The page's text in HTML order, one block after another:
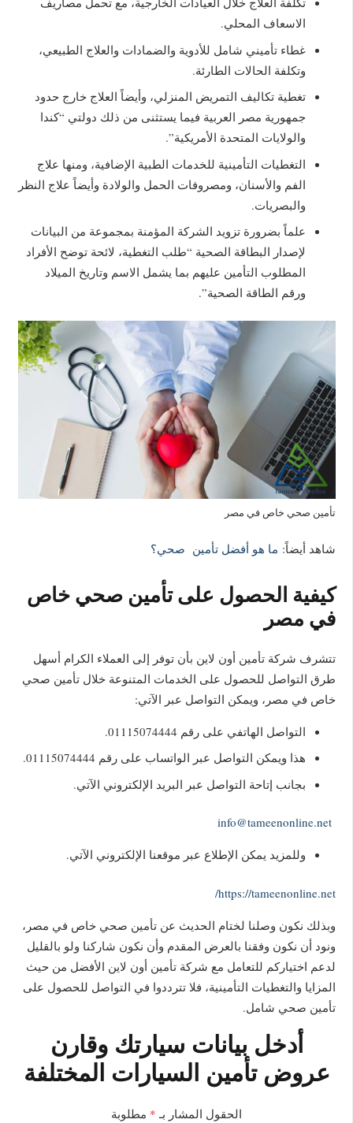
الاسعاف المحلي.
غطاء تأميني شامل للأدوية والضمادات والعلاج الطبيعي،
وتكلفة الحالات الطارئة.
تغطية تكاليف التمريض المنزلي، وأيضاً العلاج خارج حدود
جمهورية مصر العربية فيما يستثنى من ذلك دولتي “كندا
والولايات المتحدة الأمريكية”.
التغطيات التأمينية للخدمات الطبية الإضافية، ومنها علاج
الفم والأسنان، ومصروفات الحمل والولادة وأيضاً علاج النظر
والبصريات.
علماً بضرورة تزويد الشركة المؤمنة بمجموعة من البيانات
لإصدار البطاقة الصحية “طلب التغطية، لائحة توضح الأفراد
المطلوب التأمين عليهم بما يشمل الاسم وتاريخ الميلاد
ورقم الطاقة الصحية”.
تأمين صحي خاص في مصر
شاهد أيضاً: ما هو أفضل تأمين صحي؟
كيفية الحصول على تأمين صحي خاص
في مصر
تتشرف شركة تأمين أون لاين بأن توفر إلى العملاء الكرام أسهل
طرق التواصل للحصول على الخدمات المتنوعة خلال تأمين صحي
خاص في مصر، ويمكن التواصل عبر الآتي:
التواصل الهاتفي على رقم 01115074444.
هذا ويمكن التواصل عبر الواتساب على رقم 01115074444.
بجانب إتاحة التواصل عبر البريد الإلكتروني الآتي.
info@tameenonline.net
وللمزيد يمكن الإطلاع عبر موقعنا الإلكتروني الآتي.
https://tameenonline.net/
وبذلك نكون وصلنا لختام الحديث عن تأمين صحي خاص في مصر،
ونود أن نكون وفقنا بالعرض المقدم وأن نكون شاركنا ولو بالقليل
لدعم اختياركم للتعامل مع شركة تأمين أون لاين الأفضل من حيث
المزايا والتغطيات التأمينية، فلا تترددوا في التواصل للحصول على
تأمين صحي شامل.
أدخل بيانات سيارتك وقارن
عروض تأمين السيارات المختلفة
الحقول المشار بـ * مطلوبة